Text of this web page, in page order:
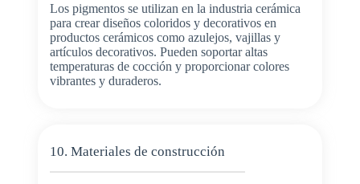
Los pigmentos se utilizan en la industria cerámica
para crear diseños coloridos y decorativos en
productos cerámicos como azulejos, vajillas y
artículos decorativos. Pueden soportar altas
temperaturas de cocción y proporcionar colores
vibrantes y duraderos.
10. Materiales de construcción